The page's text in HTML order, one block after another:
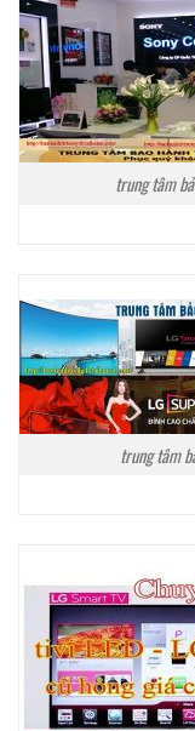
trung tâm
trung tâm